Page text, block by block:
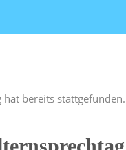
hat bereits stattgefunden.